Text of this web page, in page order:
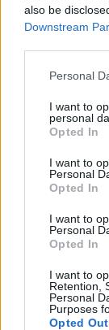
also be
Downstream
Personal
I want to
personal
Opted In
I want to
Personal
Opted In
I want to
Personal
Opted In
I want to
Retention,
Personal
Purposes
Opted Out
TAIP